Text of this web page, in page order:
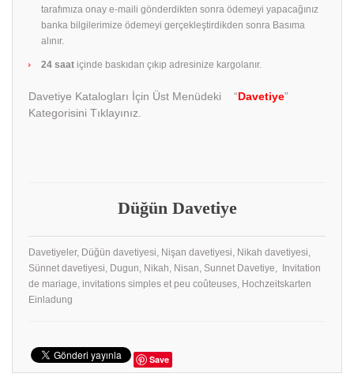
tarafımıza onay e-maili gönderdikten sonra ödemeyi yapacağınız
banka bilgilerimize ödemeyi gerçekleştirdikden sonra Basıma
alınır.
24 saat içinde baskıdan çıkıp adresinize kargolanır.
Davetiye Katalogları İçin Üst Menüdeki “Davetiye”
Kategorisini Tıklayınız.
Düğün Davetiye
Davetiyeler, Düğün davetiyesi, Nişan davetiyesi, Nikah davetiyesi,
Sünnet davetiyesi, Dugun, Nikah, Nisan, Sunnet Davetiye, Invitation
de mariage, invitations simples et peu coûteuses, Hochzeitskarten
Einladung
Save